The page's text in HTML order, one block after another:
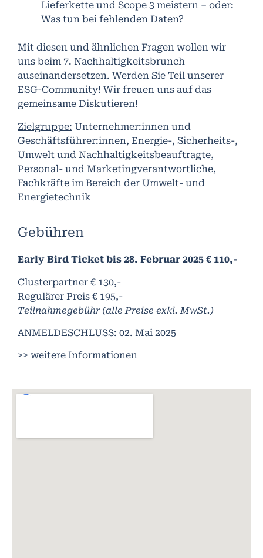
Lieferkette und Scope 3 meistern – oder:
Was tun bei fehlenden Daten?
Mit diesen und ähnlichen Fragen wollen wir
uns beim 7. Nachhaltigkeitsbrunch
auseinandersetzen. Werden Sie Teil unserer
ESG-Community! Wir freuen uns auf das
gemeinsame Diskutieren!
Zielgruppe: Unternehmer:innen und
Geschäftsführer:innen, Energie-, Sicherheits-,
Umwelt und Nachhaltigkeitsbeauftragte,
Personal- und Marketingverantwortliche,
Fachkräfte im Bereich der Umwelt- und
Energietechnik
Gebühren
Early Bird Ticket bis 28. Februar 2025 € 110,-
Clusterpartner € 130,-
Regulärer Preis € 195,-
Teilnahmegebühr (alle Preise exkl. MwSt.)
ANMELDESCHLUSS: 02. Mai 2025
>> weitere Informationen